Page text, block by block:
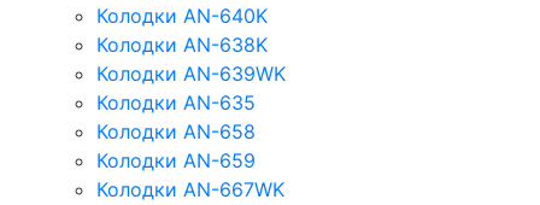
Колодки AN-640K
Колодки AN-638K
Колодки AN-639WK
Колодки AN-635
Колодки AN-658
Колодки AN-659
Колодки AN-667WK